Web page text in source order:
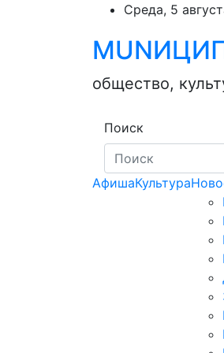
Среда, 5
общество,
Поиск
АфишаКультура